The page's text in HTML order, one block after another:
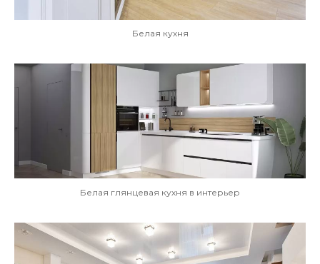
Белая кухня
Белая глянцевая кухня в интерьер